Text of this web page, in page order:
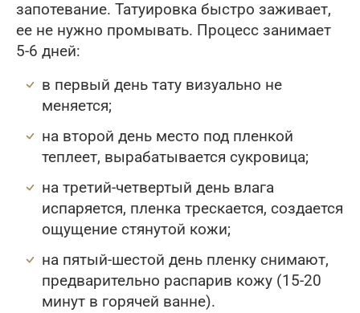
запотевание. Татуировка быстро заживает,
ее не нужно промывать. Процесс занимает
5-6 дней:
в первый день тату визуально не
меняется;
на второй день место под пленкой
теплеет, вырабатывается сукровица;
на третий-четвертый день влага
испаряется, пленка трескается, создается
ощущение стянутой кожи;
на пятый-шестой день пленку снимают,
предварительно распарив кожу (15-20
минут в горячей ванне).